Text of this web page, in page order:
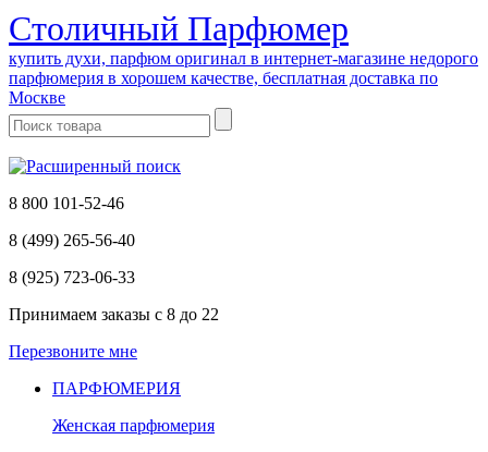
Cтоличный Парфюмер
купить духи, парфюм оригинал в интернет-магазине недорого
парфюмерия в хорошем качестве, бесплатная доставка по
Москве
8 800 101-52-46
8 (499) 265-56-40
8 (925) 723-06-33
Принимаем заказы с 8 до 22
Перезвоните мне
ПАРФЮМЕРИЯ
Женская парфюмерия